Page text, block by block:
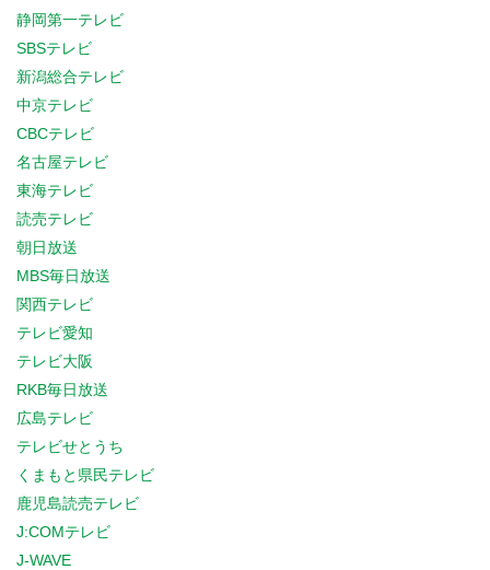
静岡第一テレビ
SBSテレビ
新潟総合テレビ
中京テレビ
CBCテレビ
名古屋テレビ
東海テレビ
読売テレビ
朝日放送
MBS毎日放送
関西テレビ
テレビ愛知
テレビ大阪
RKB毎日放送
広島テレビ
テレビせとうち
くまもと県民テレビ
鹿児島読売テレビ
J:COMテレビ
J-WAVE